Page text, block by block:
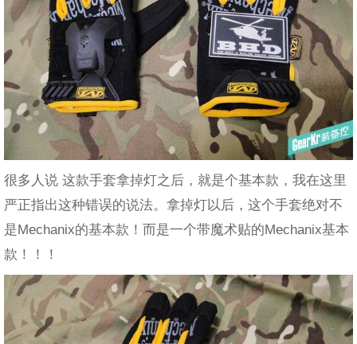
很多人说 这款手套拿掉灯之后，就是个基本款，我在这里
严正指出这种错误的说法。拿掉灯以后，这个手套绝对不
是Mechanix的基本款！而是一个带魔术贴的Mechanix基本
款！！！